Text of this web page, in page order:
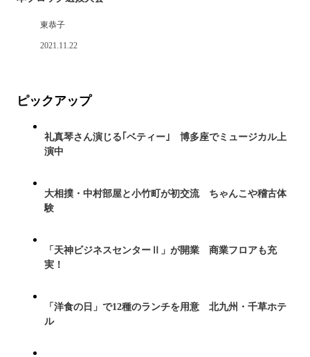
東恭子
2021.11.22
ピックアップ
礼真琴さん演じる｢ベティー｣ 博多座でミュージカル上
演中
大相撲・中村部屋と小竹町が初交流 ちゃんこや稽古体
験
「天神ビジネスセンターⅡ」が開業 商業フロアも充
実！
「洋食の日」で12種のランチを用意 北九州・千草ホテ
ル